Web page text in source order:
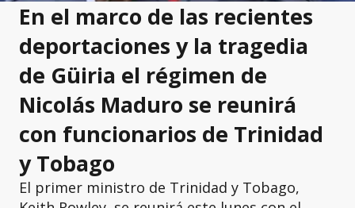
En el marco de las recientes
deportaciones y la tragedia
de Güiria el régimen de
Nicolás Maduro se reunirá
con funcionarios de Trinidad
y Tobago
El primer ministro de Trinidad y Tobago,